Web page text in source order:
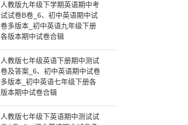
人教版九年级下学期英语期中考
试试卷B卷_6、初中英语期中试
卷多版本_初中英语九年级下册
各版本期中试卷合辑
人教版七年级英语下册期中测试
卷及答案_6、初中英语期中试卷
多版本_初中英语七年级下册各
版本期中试卷合辑
人教版七年级下英语期中测试试